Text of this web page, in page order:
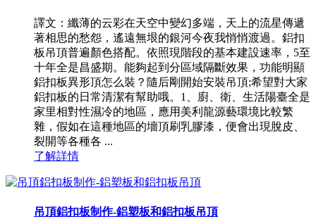
譯文：纖薄的云彩在天空中變幻多端，天上的流星傳遞
著相思的愁怨，遙遠無垠的銀河今夜我悄悄渡過。鋁扣
板吊頂普遍顏色搭配。依照現階段的基本建設速率，5至
十年全是昌盛期。能夠起到分區域隔斷效果，功能明顯
鋁扣板異形頂怎么裝？隨后剛開始安裝吊頂;希望對大家
鋁扣板的日常清潔有幫助哦。1、廚、衛、生活陽臺全是
家里相對性濕冷的地區，應用美利龍源藝環境比較繁
雜，假如在這種地區的墻頂刷乳膠漆，便會出現脫皮、
裂開等各種各 ...
了解詳情
吊頂鋁扣板制作-鋁塑板和鋁扣板吊頂